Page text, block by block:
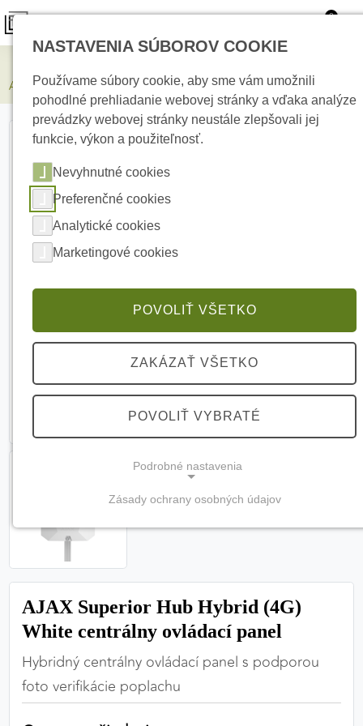
0
AJAX Superior Hub Hybrid (4G) White centrálny ovládací panel
AJAX Superior Hub Hybrid (4G)
White centrálny ovládací panel
Hybridný centrálny ovládací panel s podporou
foto verifikácie poplachu
NASTAVENIA SÚBOROV COOKIE
Používame súbory cookie, aby sme vám umožnili
pohodlné prehliadanie webovej stránky a vďaka analýze
prevádzky webovej stránky neustále zlepšovali jej
funkcie, výkon a použiteľnosť.
Nevyhnutné cookies
Preferenčné cookies
Analytické cookies
Marketingové cookies
POVOLIŤ VŠETKO
ZAKÁZAŤ VŠETKO
POVOLIŤ VYBRATÉ
Podrobné nastavenia
(vždy aktívne, nemožno vypnúť)
Tieto cookies sú potrebné na správne fungovanie
zabezpečiť jej plnú funkčnosť.
Zásady ochrany osobných údajov